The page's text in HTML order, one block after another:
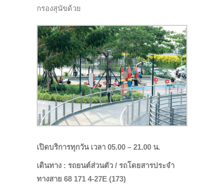
กรองสุนัขด้วย
เปิดบริการทุกวัน เวลา 05.00 – 21.00 น.
เดินทาง : รถยนต์ส่วนตัว / รถโดยสารประจำ
ทางสาย 68 171 4-27E (173)